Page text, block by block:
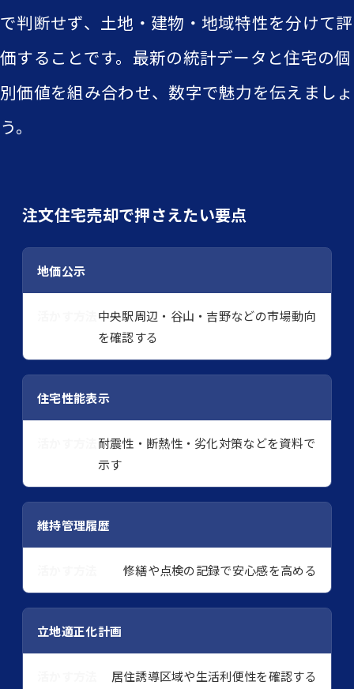
で判断せず、土地・建物・地域特性を分けて評
価することです。最新の統計データと住宅の個
別価値を組み合わせ、数字で魅力を伝えましょ
う。
注文住宅売却で押さえたい要点
地価公示
中央駅周辺・谷山・吉野などの市場動向
を確認する
住宅性能表示
耐震性・断熱性・劣化対策などを資料で
示す
維持管理履歴
修繕や点検の記録で安心感を高める
立地適正化計画
居住誘導区域や生活利便性を確認する